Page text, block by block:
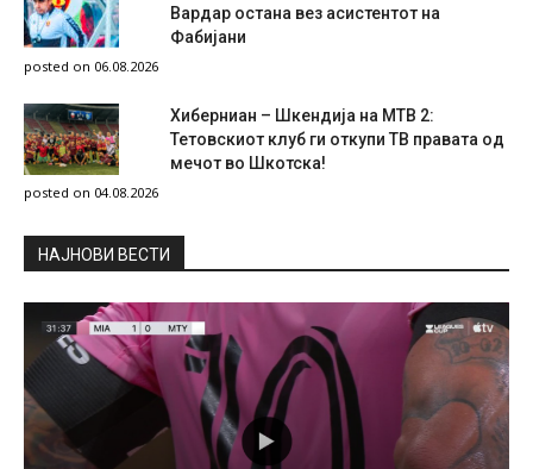
Вардар остана вез асистентот на
Фабијани
posted on 06.08.2026
Хиберниан – Шкендија на МТВ 2:
Тетовскиот клуб ги откупи ТВ правата од
мечот во Шкотска!
posted on 04.08.2026
НAЈНОВИ ВЕСТИ